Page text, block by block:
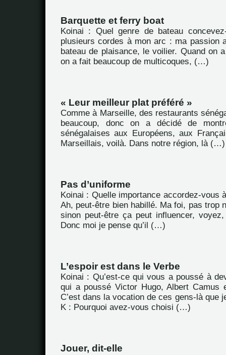
Barquette et ferry boat
Koinai : Quel genre de bateau
plusieurs cordes à mon arc : ma passion
bateau de plaisance, le voilier. Quand on
on a fait beaucoup de multicoques, (…)
« Leur meilleur plat préféré »
Comme à Marseille, des restaurants
beaucoup, donc on a décidé de
sénégalaises aux Européens, aux
Marseillais, voilà. Dans notre région, là (…)
Pas d’uniforme
Koinai : Quelle importance accordez-vous
Ah, peut-être bien habillé. Ma foi, pas trop
sinon peut-être ça peut influencer,
Donc moi je pense qu’il (…)
L’espoir est dans le Verbe
Koinai : Qu’est-ce qui vous a poussé à
qui a poussé Victor Hugo, Albert Camus
C’est dans la vocation de ces gens-là que
K : Pourquoi avez-vous choisi (…)
Jouer, dit-elle